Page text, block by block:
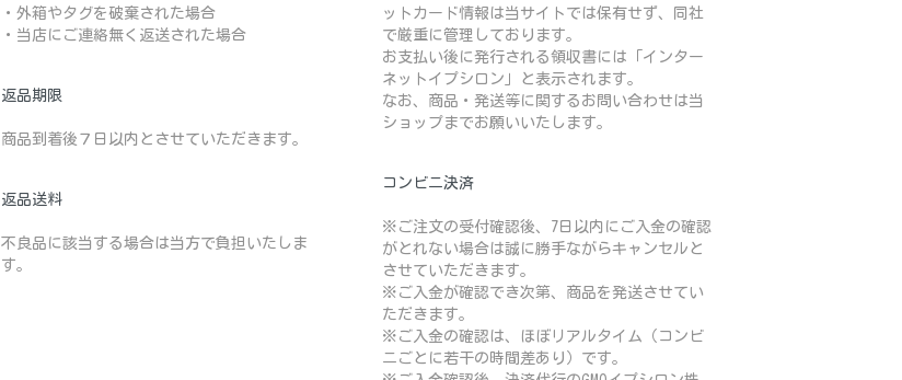
・外箱やタグを破棄された場合
・当店にご連絡無く返送された場合
返品期限
商品到着後７日以内とさせていただきます。
返品送料
不良品に該当する場合は当方で負担いたしま
す。
ットカード情報は当サイトでは保有せず、同社
で厳重に管理しております。
お支払い後に発行される領収書には「インター
ネットイプシロン」と表示されます。
なお、商品・発送等に関するお問い合わせは当
ショップまでお願いいたします。
コンビニ決済
※ご注文の受付確認後、7日以内にご入金の確認
がとれない場合は誠に勝手ながらキャンセルと
させていただきます。
※ご入金が確認でき次第、商品を発送させてい
ただきます。
※ご入金の確認は、ほぼリアルタイム（コンビ
ニごとに若干の時間差あり）です。